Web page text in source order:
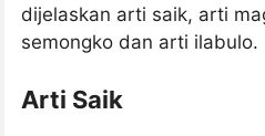
dijelaskan arti saik, arti
semongko dan arti ilabulo.
Arti Saik